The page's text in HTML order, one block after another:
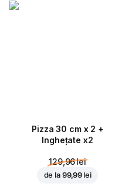
Pizza 30 cm x 2 +
Inghețate x2
129,96 lei
de la 99,99 lei